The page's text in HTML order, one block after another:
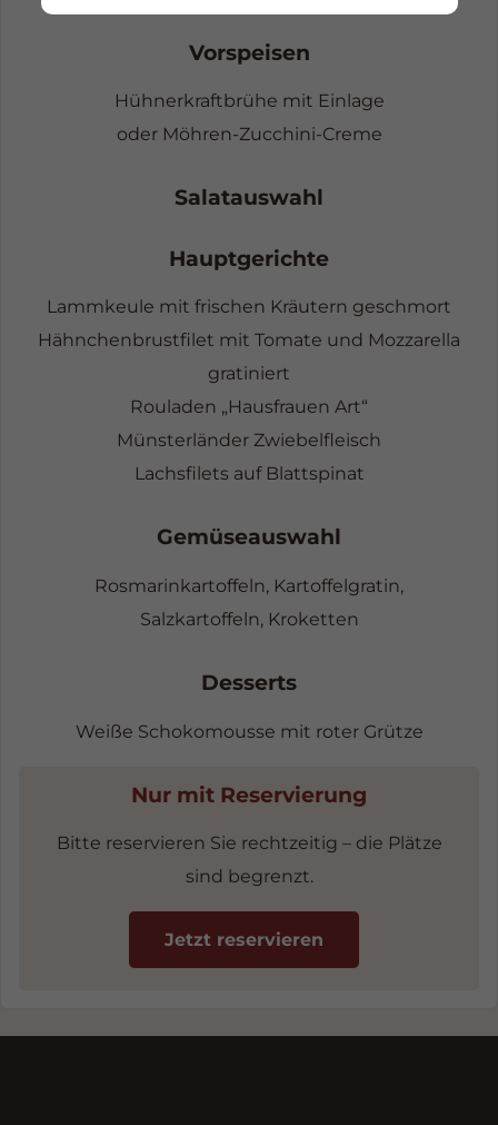
Vorspeisen
Hühnerkraftbrühe mit Einlage
oder Möhren-Zucchini-Creme
Salatauswahl
Hauptgerichte
Lammkeule mit frischen Kräutern geschmort
Hähnchenbrustfilet mit Tomate und Mozzarella
gratiniert
Rouladen „Hausfrauen Art“
Münsterländer Zwiebelfleisch
Lachsfilets auf Blattspinat
Gemüseauswahl
Rosmarinkartoffeln, Kartoffelgratin,
Salzkartoffeln, Kroketten
Desserts
Weiße Schokomousse mit roter Grütze
Nur mit Reservierung
Bitte reservieren Sie rechtzeitig – die Plätze
sind begrenzt.
Jetzt reservieren